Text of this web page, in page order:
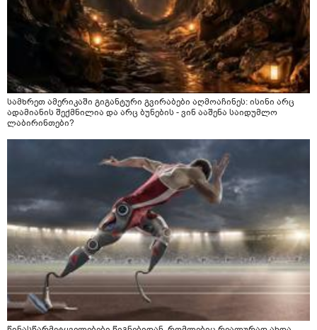
სამხრეთ ამერიკაში გიგანტური გვირაბები აღმოაჩინეს: ისინი არც
ადამიანის შექმნილია და არც ბუნების - ვინ ააშენა საიდუმლო
ლაბირინთები?